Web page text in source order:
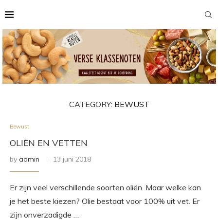
CATEGORY: BEWUST
Bewust
OLIËN EN VETTEN
by admin 13 juni 2018
Er zijn veel verschillende soorten oliën. Maar welke kan
je het beste kiezen? Olie bestaat voor 100% uit vet. Er
zijn onverzadigde …